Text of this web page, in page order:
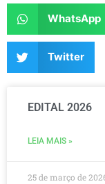
WhatsApp
Twitter
EDITAL 2026
LEIA MAIS »
25 de março de